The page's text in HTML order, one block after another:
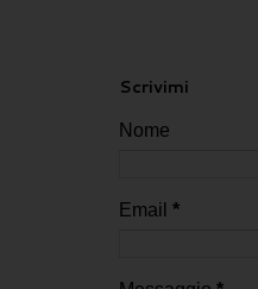
Scrivimi
Nome
Email *